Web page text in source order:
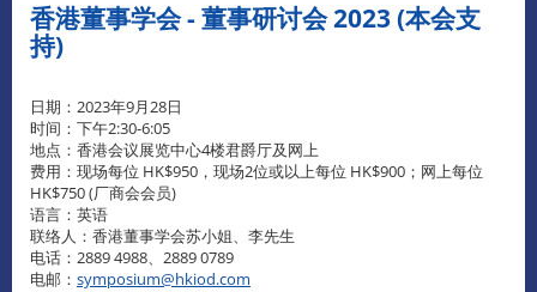
香港董事学会 - 董事研讨会 2023 (本会支
持)
日期：2023年9月28日
时间：下午2:30-6:05
地点：香港会议展览中心4楼君爵厅及网上
费用：现场每位 HK$950，现场2位或以上每位 HK$900；网上每位
HK$750 (厂商会会员)
语言：英语
联络人：香港董事学会苏小姐、李先生
电话：2889 4988、2889 0789
电邮： symposium@hkiod.com